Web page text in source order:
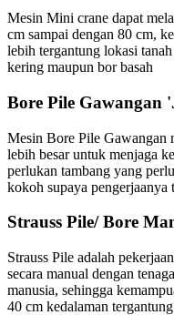
Mesin Mini crane dapat
cm sampai dengan 80 cm,
lebih tergantung lokasi
kering maupun bor basah
Bore Pile Gawangan
Mesin Bore Pile Gawangan
lebih besar untuk menjaga
perlukan tambang yang
kokoh supaya pengerjaanya
Strauss Pile/ Bore
Strauss Pile adalah
secara manual dengan
manusia, sehingga
40 cm kedalaman